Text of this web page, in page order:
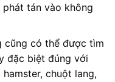
tán vào không
cũng có thể được tìm
đặc biệt đúng với
chuột lang,